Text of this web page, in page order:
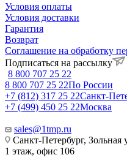
Условия оплаты
Условия доставки
Гарантия
Возврат
Соглашение на обработку
Подписаться на рассылку
8 800 707 25 22
8 800 707 25 22По России
+7 (812) 317 25 22Санкт-
+7 (499) 450 25 22Москва
sales@1tmp.ru
Санкт-Петербург,
1 этаж, офис 106